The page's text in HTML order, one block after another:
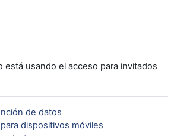
está usando el acceso para invitados
de datos
dispositivos móviles